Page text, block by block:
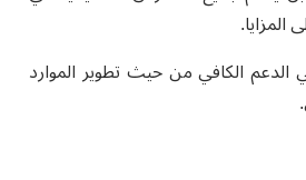
الكافي من حيث تطوير الموارد